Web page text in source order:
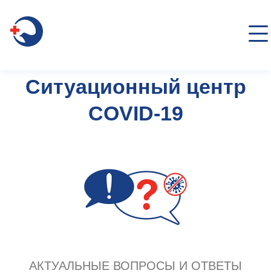
Ситуационный центр
COVID-19
АКТУАЛЬНЫЕ ВОПРОСЫ И ОТВЕТЫ